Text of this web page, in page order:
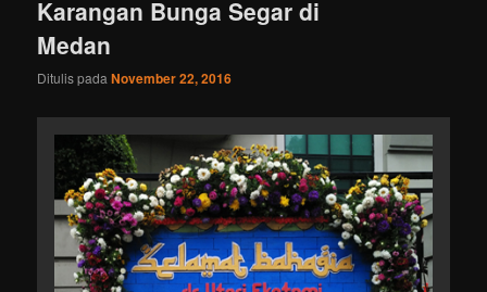
Karangan Bunga Segar di
Medan
Ditulis padaNovember 22, 2016